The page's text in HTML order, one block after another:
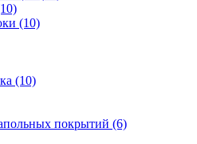
(10)
(10)
покрытий (6)